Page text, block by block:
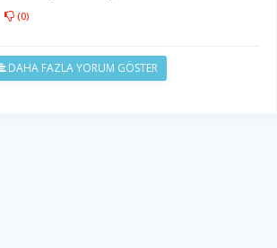
(0)
DAHA FAZLA YORUM GÖSTER